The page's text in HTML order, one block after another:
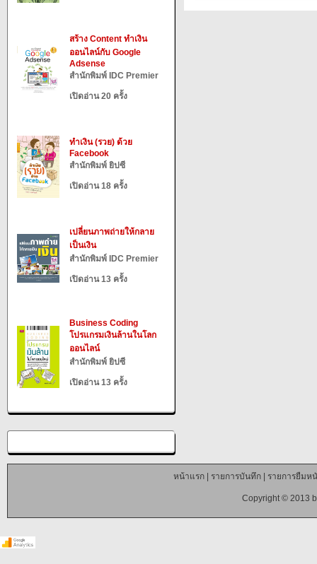
สร้าง Content ทำเงิน
ออนไลน์กับ Google
Adsense
สำนักพิมพ์ IDC Premier
เปิดอ่าน 20 ครั้ง
ทำเงิน (รวย) ด้วย
Facebook
สำนักพิมพ์ ยิปซี
เปิดอ่าน 18 ครั้ง
เปลี่ยนภาพถ่ายให้กลาย
เป็นเงิน
สำนักพิมพ์ IDC Premier
เปิดอ่าน 13 ครั้ง
Business Coding
โปรแกรมเงินล้านในโลก
ออนไลน์
สำนักพิมพ์ ยิปซี
เปิดอ่าน 13 ครั้ง
หน้าแรก| รายการบันทึก| รายการยืมห
Copyright © 2013